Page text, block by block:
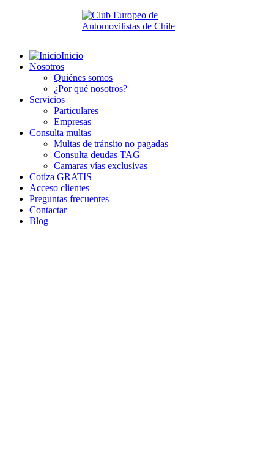
Inicio
Nosotros
Quiénes somos
¿Por qué nosotros?
Servicios
Particulares
Empresas
Consulta multas
Multas de tránsito no pagadas
Consulta deudas TAG
Camaras vías exclusivas
Cotiza GRATIS
Acceso clientes
Preguntas frecuentes
Contactar
Blog